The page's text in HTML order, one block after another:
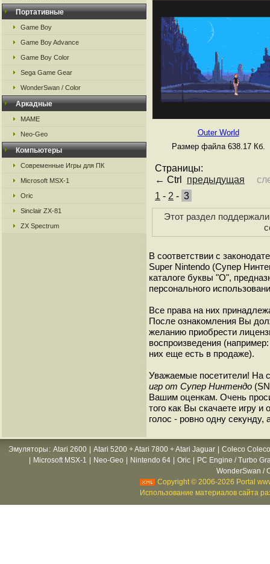
Портативные
Game Boy
Game Boy Advance
Game Boy Color
Sega Game Gear
WonderSwan / Color
Аркадные
MAME
Neo-Geo
Компьютеры
Современные Игры для ПК
Microsoft MSX-1
Oric
Sinclair ZX-81
ZX Spectrum
Outer World
Размер файла 638.17 Кб.
Страницы:
← Ctrl предыдущая
1 - 2 - 3
Этот раздел
В соответствии с
Super Nintendo (Супер
каталоге буквы "O",
персонального
Все права на них
После ознакомления Вы
желанию приобрести
воспроизведения
них еще есть в продаже).
Уважаемые посетители! На
игр от Супер Нинтендо
Вашим оценкам. Очень
того как Вы скачаете игру
голос - ровно одну
Эмуляторы : Atari 2600 Atari 5200 + Atari 7800 + Atari Jaguar
Coleco
Microsoft MSX-1 Neo-Geo Nintendo 64 Oric
PC Engine / Turbo
WonderSwan /
Copyright © 2006-2026 Portal
Использование материалов сайта